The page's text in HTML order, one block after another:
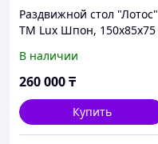
Раздвижной стол "Лотос"
TM Lux Шпон, 150х85x75
коричневый
В наличии
260 000₸
Купить